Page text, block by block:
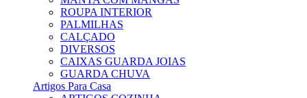
ROUPA INTERIOR
PALMILHAS
CALÇADO
DIVERSOS
CAIXAS GUARDA JOIAS
GUARDA CHUVA
Artigos Para Casa